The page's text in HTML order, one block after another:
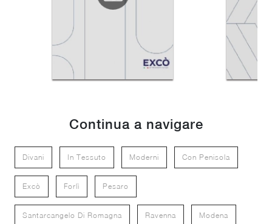
Continua a navigare
Divani In Tessuto Moderni Con Penisola
Excò Forlì Pesaro
Santarcangelo Di Romagna Ravenna Modena